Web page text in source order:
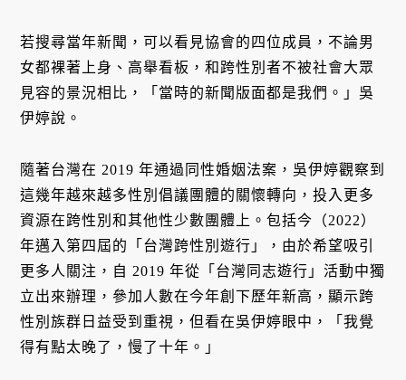
若搜尋當年新聞，可以看見協會的四位成員，不論男
女都裸著上身、高舉看板，和跨性別者不被社會大眾
見容的景況相比，「當時的新聞版面都是我們。」吳
伊婷說。
隨著台灣在 2019 年通過同性婚姻法案，吳伊婷觀察到
這幾年越來越多性別倡議團體的關懷轉向，投入更多
資源在跨性別和其他性少數團體上。包括今（2022）
年邁入第四屆的「台灣跨性別遊行」，由於希望吸引
更多人關注，自 2019 年從「台灣同志遊行」活動中獨
立出來辦理，參加人數在今年創下歷年新高，顯示跨
性別族群日益受到重視，但看在吳伊婷眼中，「我覺
得有點太晚了，慢了十年。」